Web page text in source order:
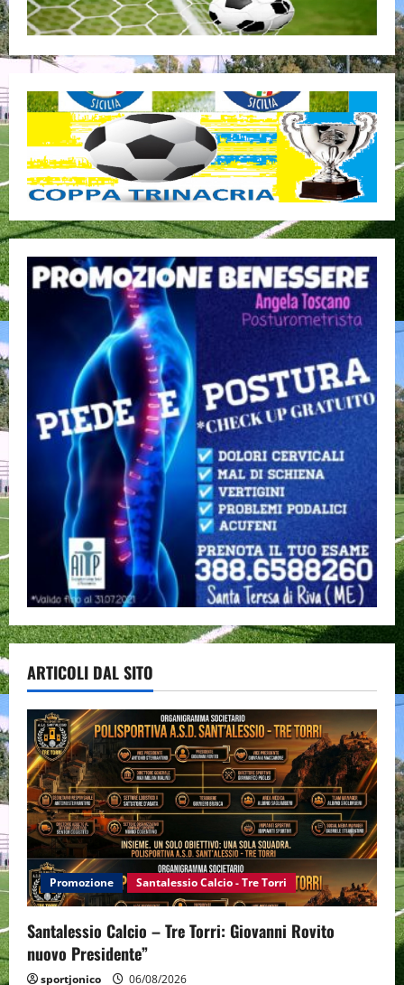
ARTICOLI DAL SITO
Promozione Santalessio Calcio - Tre Torri
Santalessio Calcio – Tre Torri: Giovanni Rovito
nuovo Presidente”
sportjonico 06/08/2026